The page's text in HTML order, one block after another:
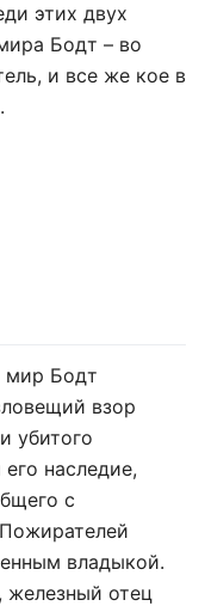
этих двух
Бодт – во
и все же кое в
мир Бодт
взор
убитого
наследие,
с
владыкой.
отец